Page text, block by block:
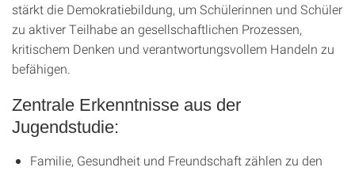
stärkt die Demokratiebildung, um Schülerinnen und Schüler
zu aktiver Teilhabe an gesellschaftlichen Prozessen,
kritischem Denken und verantwortungsvollem Handeln zu
befähigen.
Zentrale Erkenntnisse aus der
Jugendstudie:
Familie, Gesundheit und Freundschaft zählen zu den